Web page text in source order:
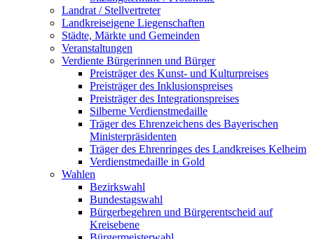
Landrat / Stellvertreter
Landkreiseigene Liegenschaften
Städte, Märkte und Gemeinden
Veranstaltungen
Verdiente Bürgerinnen und Bürger
Preisträger des Kunst- und Kulturpreises
Preisträger des Inklusionspreises
Preisträger des Integrationspreises
Silberne Verdienstmedaille
Träger des Ehrenzeichens des Bayerischen
Ministerpräsidenten
Träger des Ehrenringes des Landkreises Kelheim
Verdienstmedaille in Gold
Wahlen
Bezirkswahl
Bundestagswahl
Bürgerbegehren und Bürgerentscheid auf
Kreisebene